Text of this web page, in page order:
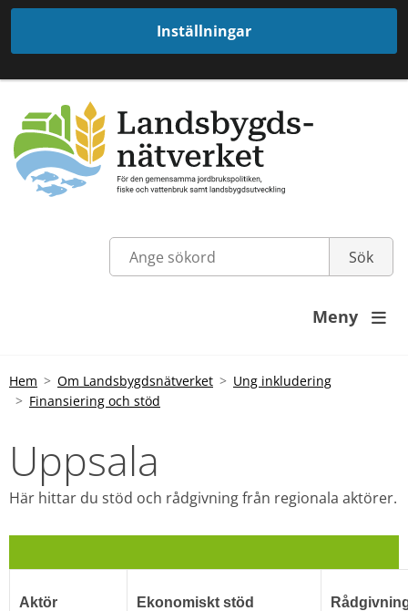
Inställningar
Meny 
Hem Om Landsbygdsnätverket
Ung inkludering
Finansiering och stöd
Uppsala
Här hittar du stöd och rådgivning från regionala aktörer.
Aktör Ekonomiskt stöd